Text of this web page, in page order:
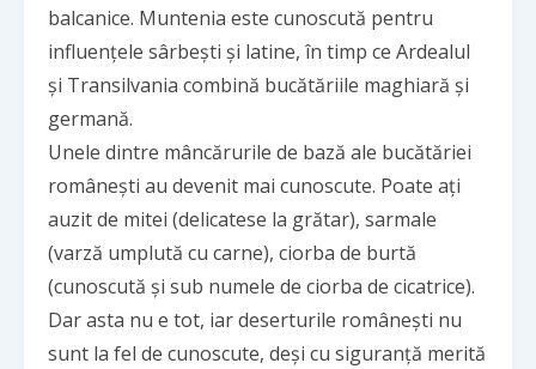
balcanice. Muntenia este cunoscută pentru
influențele sârbești și latine, în timp ce Ardealul
și Transilvania combină bucătăriile maghiară și
germană.
Unele dintre mâncărurile de bază ale bucătăriei
românești au devenit mai cunoscute. Poate ați
auzit de mitei (delicatese la grătar), sarmale
(varză umplută cu carne), ciorba de burtă
(cunoscută și sub numele de ciorba de cicatrice).
Dar asta nu e tot, iar deserturile românești nu
sunt la fel de cunoscute, deși cu siguranță merită